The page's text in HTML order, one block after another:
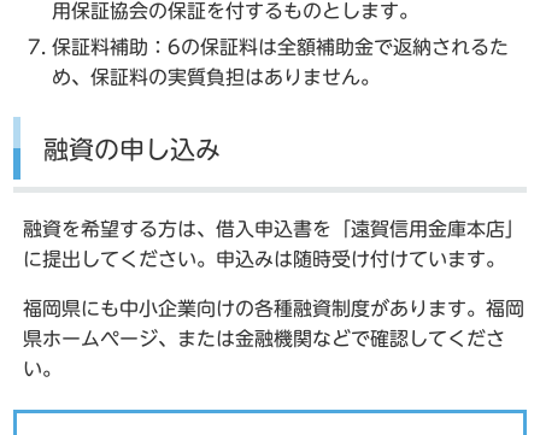
用保証協会の保証を付するものとします。
保証料補助：6の保証料は全額補助金で返納されるた
め、保証料の実質負担はありません。
融資の申し込み
融資を希望する方は、借入申込書を「遠賀信用金庫本店」
に提出してください。申込みは随時受け付けています。
福岡県にも中小企業向けの各種融資制度があります。福岡
県ホームページ、または金融機関などで確認してくださ
い。